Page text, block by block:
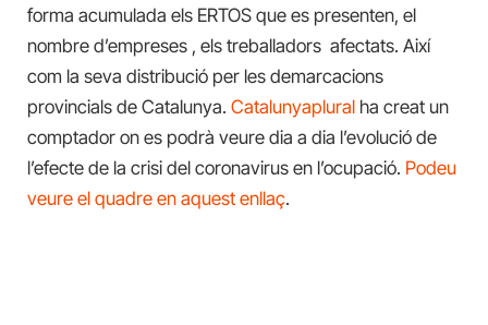
forma acumulada els ERTOS que es presenten, el
nombre d’empreses , els treballadors afectats. Així
com la seva distribució per les demarcacions
provincials de Catalunya. Catalunyaplural ha creat un
comptador on es podrà veure dia a dia l’evolució de
l’efecte de la crisi del coronavirus en l’ocupació. Podeu
veure el quadre en aquest enllaç.